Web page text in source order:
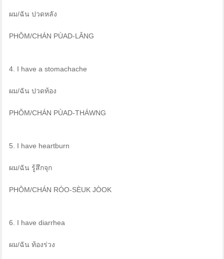
ผม/ฉัน ปวดหลัง
PHǑM/CHÁN PÙAD-LĂNG
4. I have a stomachache
ผม/ฉัน ปวดท้อง
PHǑM/CHÁN PÙAD-THÁWNG
5. I have heartburn
ผม/ฉัน รู้สึกจุก
PHǑM/CHÁN RÓO-SÈUK JÒOK
6. I have diarrhea
ผม/ฉัน ท้องร่วง